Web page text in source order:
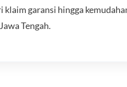
garansi hingga
Tengah.